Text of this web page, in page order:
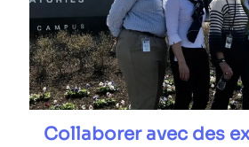
Collaborer avec des